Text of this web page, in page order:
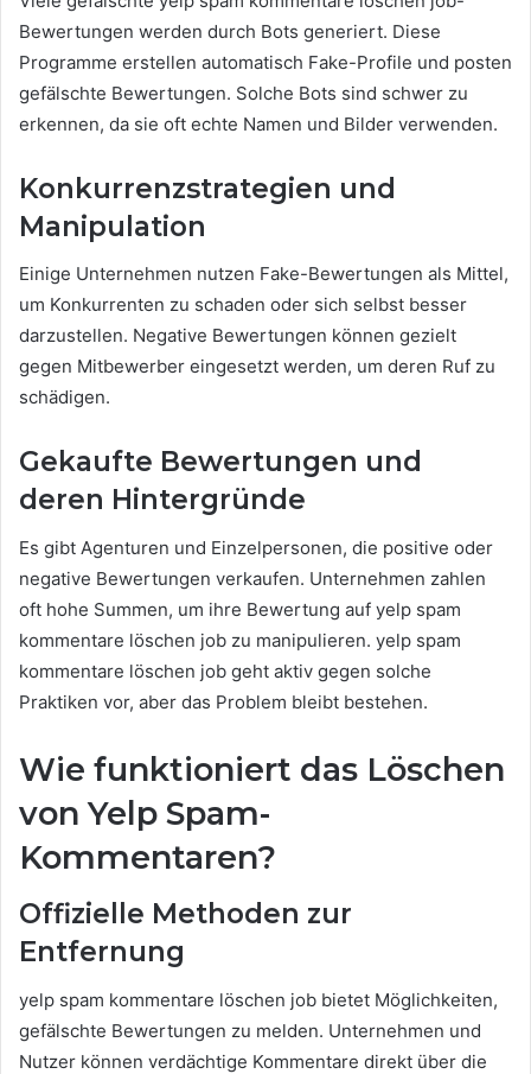
Bewertungen werden durch Bots generiert. Diese
Programme erstellen automatisch Fake-Profile und posten
gefälschte Bewertungen. Solche Bots sind schwer zu
erkennen, da sie oft echte Namen und Bilder verwenden.
Konkurrenzstrategien und
Manipulation
Einige Unternehmen nutzen Fake-Bewertungen als Mittel,
um Konkurrenten zu schaden oder sich selbst besser
darzustellen. Negative Bewertungen können gezielt
gegen Mitbewerber eingesetzt werden, um deren Ruf zu
schädigen.
Gekaufte Bewertungen und
deren Hintergründe
Es gibt Agenturen und Einzelpersonen, die positive oder
negative Bewertungen verkaufen. Unternehmen zahlen
oft hohe Summen, um ihre Bewertung auf yelp spam
kommentare löschen job zu manipulieren. yelp spam
kommentare löschen job geht aktiv gegen solche
Praktiken vor, aber das Problem bleibt bestehen.
Wie funktioniert das Löschen
von Yelp Spam-
Kommentaren?
Offizielle Methoden zur
Entfernung
yelp spam kommentare löschen job bietet Möglichkeiten,
gefälschte Bewertungen zu melden. Unternehmen und
Nutzer können verdächtige Kommentare direkt über die